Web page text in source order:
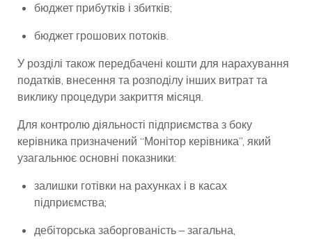
бюджет прибутків і збитків;
бюджет грошових потоків.
У розділі також передбачені кошти для нарахування
податків, внесення та розподілу інших витрат та
виклику процедури закриття місяця.
Для контролю діяльності підприємства з боку
керівника призначений “Монітор керівника”, який
узагальнює основні показники:
залишки готівки на рахунках і в касах
підприємства;
дебіторська заборгованість – загальна,